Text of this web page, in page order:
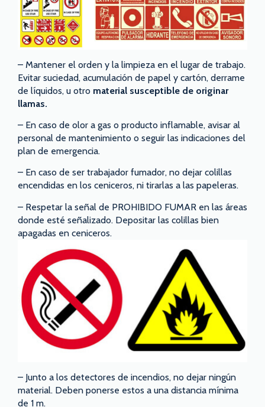
– Mantener el orden y la limpieza en el lugar de trabajo.
Evitar suciedad, acumulación de papel y cartón, derrame
de líquidos, u otro material susceptible de originar
llamas.
– En caso de olor a gas o producto inflamable, avisar al
personal de mantenimiento o seguir las indicaciones del
plan de emergencia.
– En caso de ser trabajador fumador, no dejar colillas
encendidas en los ceniceros, ni tirarlas a las papeleras.
– Respetar la señal de PROHIBIDO FUMAR en las áreas
donde esté señalizado. Depositar las colillas bien
apagadas en ceniceros.
– Junto a los detectores de incendios, no dejar ningún
material. Deben ponerse estos a una distancia mínima
de 1 m.